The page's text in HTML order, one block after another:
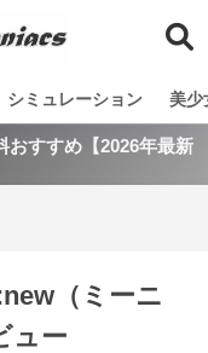
シミュレーション 美少
おすすめ【2026年最新
（ミーニ
ュー